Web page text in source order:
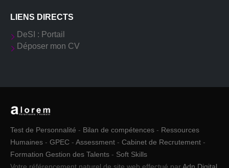
LIENS DIRECTS
DeSI : Portail
Déposer mon CV
Test de Personnalité - Bilan de compétences - Ressources
Humaines - GPEC - Assessment - Cabinet de Recrutement -
Formation Gestion des Talents - Soft Skills